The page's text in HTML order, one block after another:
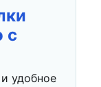
с
удобное